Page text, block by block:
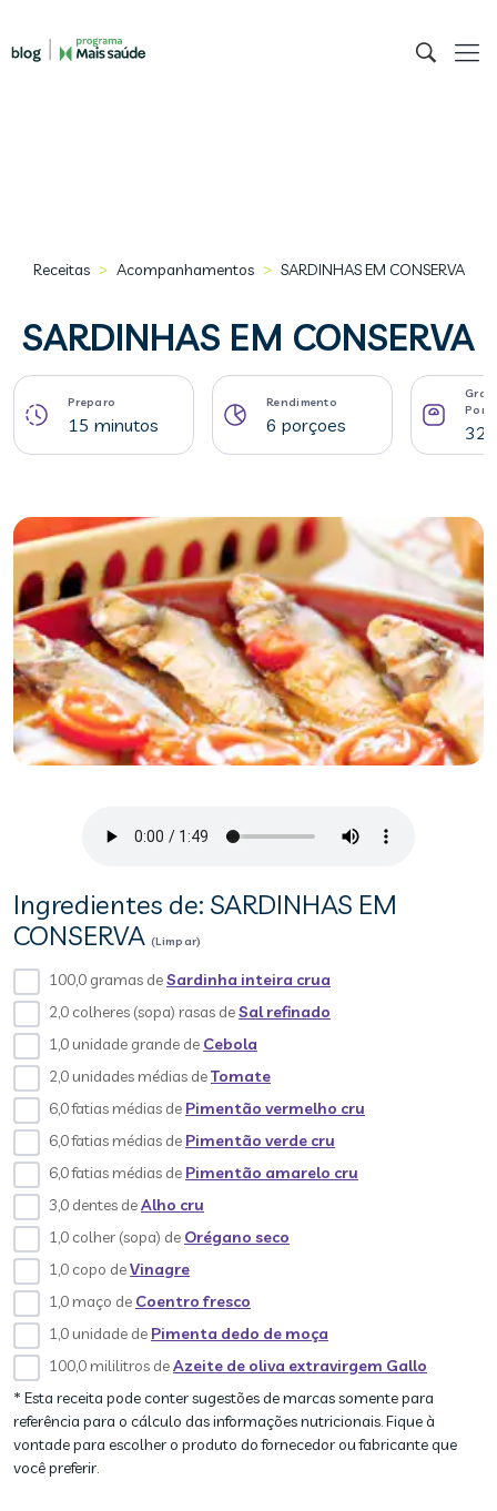
Receitas > Acompanhamentos > SARDINHAS EM CONSERVA
SARDINHAS EM CONSERVA
Preparo
15 minutos
Rendimento
6 porçoes
Ingredientes de: SARDINHAS EM
CONSERVA (Limpar)
100,0 gramas deSardinha inteira crua
2,0 colheres (sopa) rasas deSal refinado
1,0 unidade grande de Cebola
2,0 unidades médias deTomate
6,0 fatias médias de Pimentão vermelho cru
6,0 fatias médias de Pimentão verde cru
6,0 fatias médias de Pimentão amarelo cru
3,0 dentes deAlho cru
1,0 colher (sopa) de Orégano seco
1,0 copo deVinagre
1,0 maço de Coentro fresco
1,0 unidade de Pimenta dedo de moça
100,0 mililitros deAzeite de oliva extravirgem Gallo
* Esta receita pode conter sugestões de marcas somente para
referência para o cálculo das informações nutricionais. Fique à
vontade para escolher o produto do fornecedor ou fabricante que
você preferir.